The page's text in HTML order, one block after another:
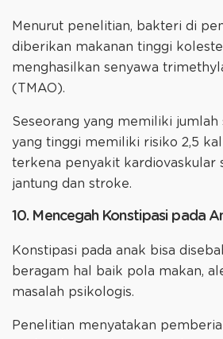
Menurut penelitian, bakteri di
diberikan makanan tinggi
menghasilkan senyawa
(TMAO).
Seseorang yang memiliki jumlah
yang tinggi memiliki risiko 2,5
terkena penyakit kardiovaskular
jantung dan stroke.
10. Mencegah Konstipasi pada
Konstipasi pada anak bisa
beragam hal baik pola makan,
masalah psikologis.
Penelitian menyatakan